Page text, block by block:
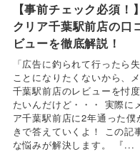
【事前チェック必須！
クリア千葉駅前店の口
ビューを徹底解説！
「広告に釣られて行ったら
ことになりたくないから、
千葉駅前店のレビューを忖
たいんだけど・・・ 実際に
ア千葉駅前店に2年通った僕
きで答えていくよ！ この記
な悩みが解決します。 『...